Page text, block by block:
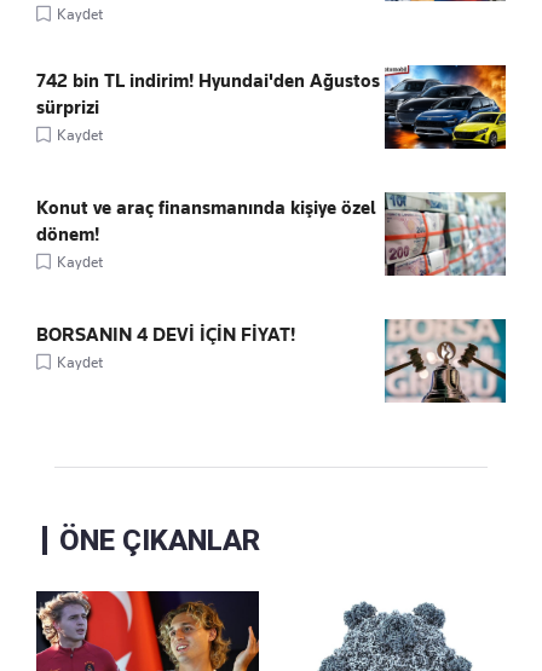
Kaydet
742 bin TL indirim! Hyundai'den Ağustos
sürprizi
Kaydet
Konut ve araç finansmanında kişiye özel
dönem!
Kaydet
BORSANIN 4 DEVİ İÇİN FİYAT!
Kaydet
ÖNE ÇIKANLAR